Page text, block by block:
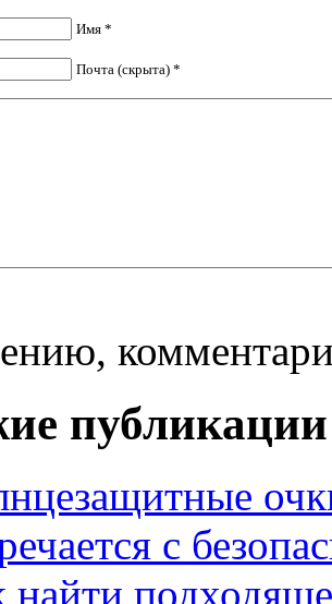
Имя *
Почта (скрыта) *
публикации
с
найти